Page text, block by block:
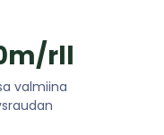
rll
valmiina